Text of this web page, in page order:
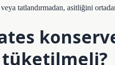
tatlandırmadan, asitliğini